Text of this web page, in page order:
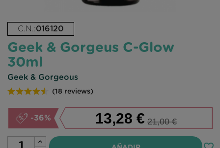
C.N.:016120
Geek & Gorgeus C-Glow
30ml
Geek & Gorgeous
(18 reviews)
-36% 13,28 € 21,00 €